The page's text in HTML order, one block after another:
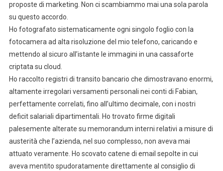
proposte di marketing. Non ci scambiammo mai una sola parola
su questo accordo.
Ho fotografato sistematicamente ogni singolo foglio con la
fotocamera ad alta risoluzione del mio telefono, caricando e
mettendo al sicuro all’istante le immagini in una cassaforte
criptata su cloud.
Ho raccolto registri di transito bancario che dimostravano enormi,
altamente irregolari versamenti personali nei conti di Fabian,
perfettamente correlati, fino all’ultimo decimale, con i nostri
deficit salariali dipartimentali. Ho trovato firme digitali
palesemente alterate su memorandum interni relativi a misure di
austerità che l’azienda, nel suo complesso, non aveva mai
attuato veramente. Ho scovato catene di email sepolte in cui
aveva mentito spudoratamente direttamente al consiglio di